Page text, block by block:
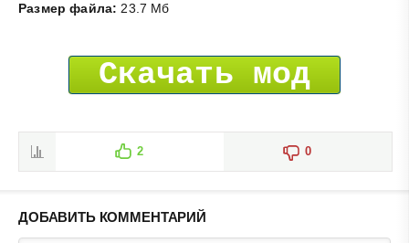
Размер файла: 23.7 Мб
Скачать мод
2 0
ДОБАВИТЬ КОММЕНТАРИЙ